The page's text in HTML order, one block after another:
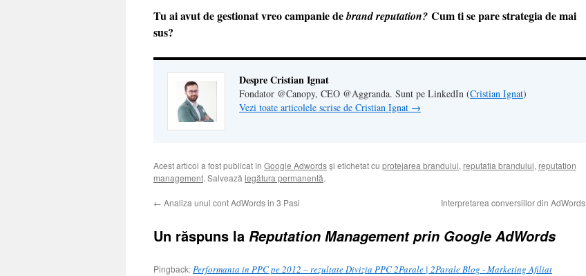
Tu ai avut de gestionat vreo campanie debrand reputation? Cum ti se pare strategia de mai
sus?
Despre Cristian Ignat
Fondator @Canopy, CEO @Aggranda. Sunt pe LinkedIn (Cristian Ignat)
Vezi toate articolele scrise de Cristian Ignat →
Acest articol a fost publicat în Google Adwordsși etichetat cu protejarea brandului, reputatia brandului, reputation
management. Salvează legătura permanentă.
← Analiza unui cont AdWords in 3 Pasi Interpretarea conversiilor din AdWords
Un răspuns la Reputation Management prin Google AdWords
Pingback:Performanta in PPC pe 2012 – rezultate Divizia PPC 2Parale | 2Parale Blog - Marketing Afiliat